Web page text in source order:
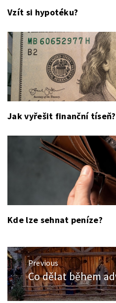
Vzít si hypotéku?
Jak vyřešit finanční tíseň?
Kde lze sehnat peníze?
Navigace
pro
příspěvek
Previous
Previous
post:
Co dělat během